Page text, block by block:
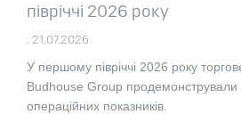
півріччі 2026 року
. 21.07.2026
У першому півріччі 2026 року
Budhouse Group продемонстрували
операційних показників.